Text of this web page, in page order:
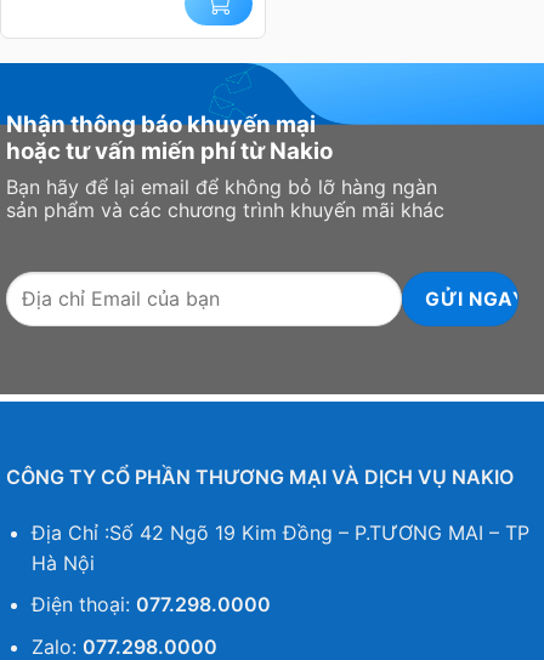
Nhận thông báo khuyến mại
hoặc tư vấn miến phí từ Nakio
Bạn hãy để lại email để không bỏ lỡ hàng ngàn
sản phẩm và các chương trình khuyến mãi khác
CÔNG TY CỔ PHẦN THƯƠNG MẠI VÀ DỊCH VỤ NAKIO
Địa Chỉ :Số 42 Ngõ 19 Kim Đồng – P.TƯƠNG MAI – TP
Hà Nội
Điện thoại: 077.298.0000
Zalo: 077.298.0000